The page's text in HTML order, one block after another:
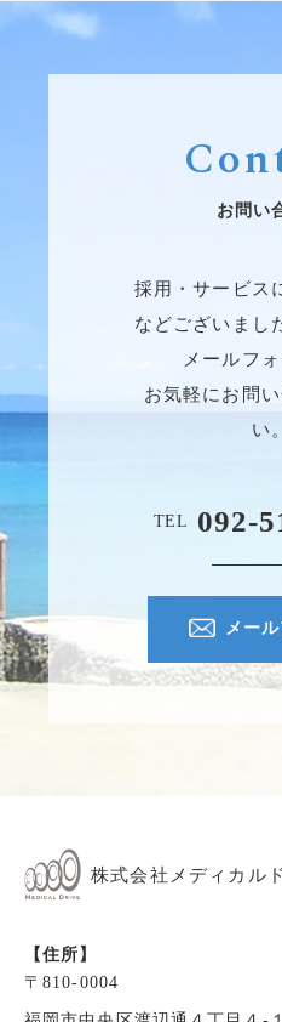
お問い
採用・サービス
などございまし
メールフ
お気軽にお問
い。
TEL 092-
メー
株式会社メディカル
【住所】
〒810-0004